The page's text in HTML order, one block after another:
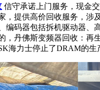
信守承诺上门服务，现金交
，提供高价回收服务，
码器包括拆机驱动器、
，丹佛斯变频器回收：再
海力士停止了DRAM的生